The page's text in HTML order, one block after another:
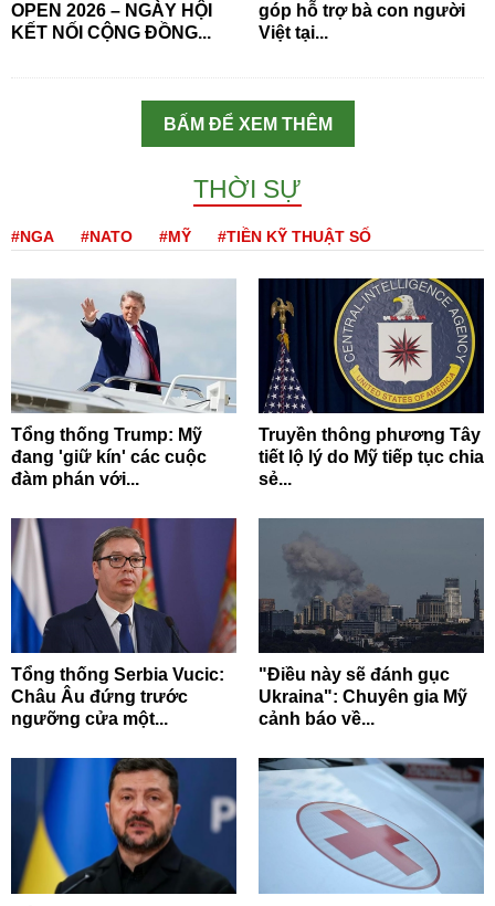
OPEN 2026 – NGÀY HỘI
KẾT NỐI CỘNG ĐỒNG...
góp hỗ trợ bà con người
Việt tại...
BẤM ĐỂ XEM THÊM
THỜI SỰ
#NGA #NATO #MỸ #TIỀN KỸ THUẬT SỐ
Tổng thống Trump: Mỹ
đang 'giữ kín' các cuộc
đàm phán với...
Truyền thông phương Tây
tiết lộ lý do Mỹ tiếp tục chia
sẻ...
Tổng thống Serbia Vucic:
Châu Âu đứng trước
ngưỡng cửa một...
"Điều này sẽ đánh gục
Ukraina": Chuyên gia Mỹ
cảnh báo về...